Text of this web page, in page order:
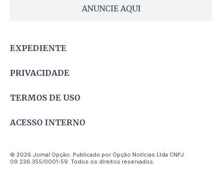
ANUNCIE AQUI
EXPEDIENTE
PRIVACIDADE
TERMOS DE USO
ACESSO INTERNO
© 2026 Jornal Opção. Publicado por Opção Notícias Ltda CNPJ
09.236.355/0001-59. Todos os direitos reservados.